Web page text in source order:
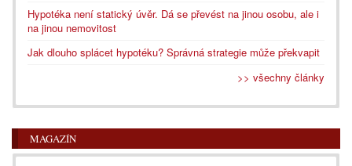
Hypotéka není statický úvěr. Dá se převést na jinou osobu, ale i
na jinou nemovitost
Jak dlouho splácet hypotéku? Správná strategie může překvapit
>> všechny články
MAGAZÍN